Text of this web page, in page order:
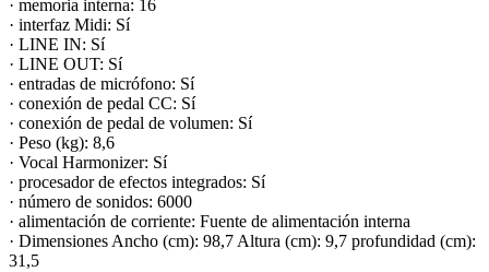
· memoria interna: 16
· interfaz Midi: Sí
· LINE IN: Sí
· LINE OUT: Sí
· entradas de micrófono: Sí
· conexión de pedal CC: Sí
· conexión de pedal de volumen: Sí
· Peso (kg): 8,6
· Vocal Harmonizer: Sí
· procesador de efectos integrados: Sí
· número de sonidos: 6000
· alimentación de corriente: Fuente de alimentación interna
· Dimensiones Ancho (cm): 98,7 Altura (cm): 9,7 profundidad (cm):
31,5